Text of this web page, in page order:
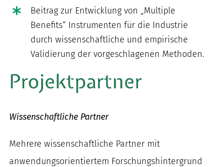
Beitrag zur Entwicklung von „Multiple
Benefits“ Instrumenten für die Industrie
durch wissenschaftliche und empirische
Validierung der vorgeschlagenen Methoden.
Projektpartner
Wissenschaftliche Partner
Mehrere wissenschaftliche Partner mit
anwendungsorientiertem Forschungshintergrund